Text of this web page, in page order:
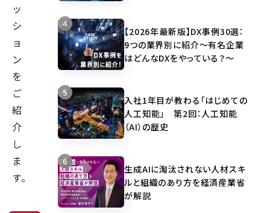
ッ
シ
ョ
ン
を
ご
紹
介
し
ま
す。
【2026年最新版】DX事例30選：
9つの業界別に紹介～有名企業
はどんなDXをやっている？～
入社1年目が教わる「はじめての
人工知能」 第2回：人工知能
（AI）の歴史
生成AIに淘汰されない人材スキ
ルと組織のあり方を経済産業省
が解説